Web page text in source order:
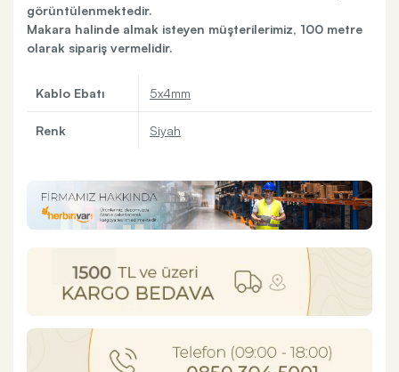
görüntülenmektedir.
Makara halinde almak isteyen müşterilerimiz, 100 metre
olarak sipariş vermelidir.
Kablo Ebatı 5x4mm
Renk Siyah